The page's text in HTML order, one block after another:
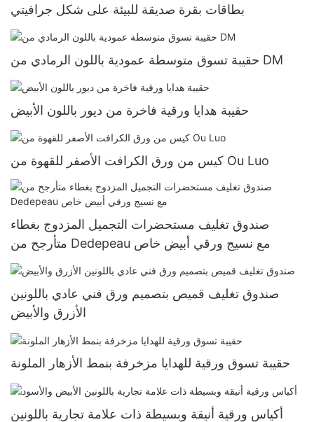
بطاقات بقرة صديقة للبيئة على شكل جرافيتي
حقيبة تسوق متوسطة عمودية باللون الرمادي من DM
حقيبة هدايا ورقية فاخرة من ديور باللون الأبيض
كيس من ورق الكرافت الأصفر للقهوة من Ou Luo
صندوق تغليف مستحضرات التجميل المزدوج بغطاء
متأرجح من Dedepeau مع نسيج ورقي أبيض خاص
صندوق تغليف قميص بتصميم ورق فني عادي باللونين
الأزرق والأبيض
حقيبة تسوق ورقية للهدايا مزخرفة بنمط الأزهار الملونة
أكياس ورقية أنيقة وبسيطة ذات علامة تجارية باللونين